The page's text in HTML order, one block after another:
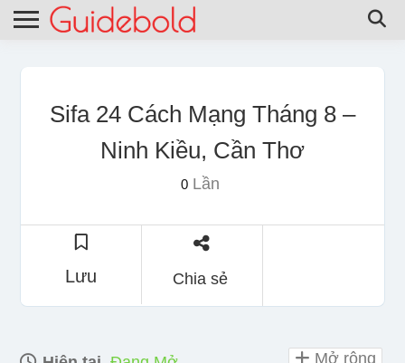
Sifa 24 Cách Mạng Tháng 8 –
Ninh Kiều, Cần Thơ
0Lần
Lưu Chia sẻ
Mở rộng